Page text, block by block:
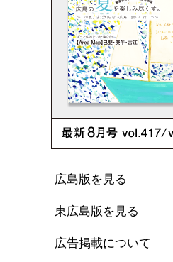
広島版を見る
東広島版を見る
広告掲載について